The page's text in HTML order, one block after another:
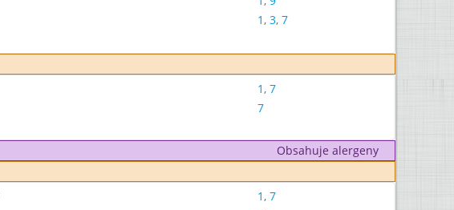
1, 3, 7
1, 7
7
Obsahuje alergeny
1, 7